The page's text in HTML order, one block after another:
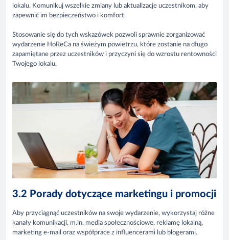
lokalu. Komunikuj wszelkie zmiany lub aktualizacje uczestnikom, aby
zapewnić im bezpieczeństwo i komfort.
Stosowanie się do tych wskazówek pozwoli sprawnie zorganizować
wydarzenie HoReCa na świeżym powietrzu, które zostanie na długo
zapamiętane przez uczestników i przyczyni się do wzrostu rentowności
Twojego lokalu.
3.2 Porady dotyczące marketingu i promocji
Aby przyciągnąć uczestników na swoje wydarzenie, wykorzystaj różne
kanały komunikacji, m.in. media społecznościowe, reklamę lokalną,
marketing e-mail oraz współprace z influencerami lub blogerami.